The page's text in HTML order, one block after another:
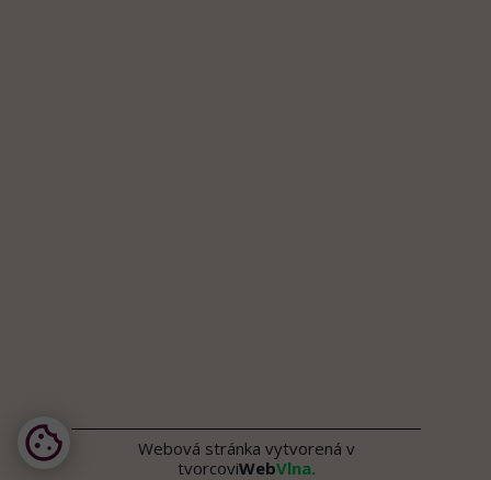
Webová stránka vytvorená v
tvorcoviWebVlna.